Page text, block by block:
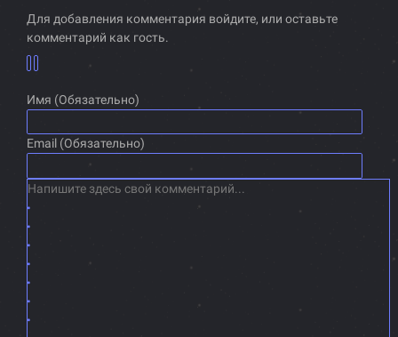
Для добавления комментария войдите, или оставьте
комментарий как гость.
Имя (Обязательно)
Email (Обязательно)